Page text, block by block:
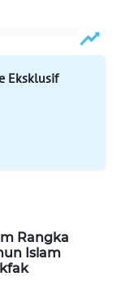
Eksklusif
Rangka
Islam